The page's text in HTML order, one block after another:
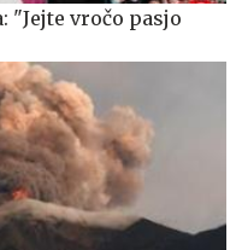
"Jejte vročo pasjo